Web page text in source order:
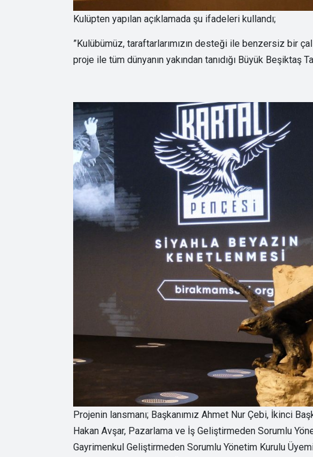
Kulüpten yapılan açıklamada şu ifadeleri kullandı;
”Kulübümüz, taraftarlarımızın desteği ile benzersiz bir
proje ile tüm dünyanın yakından tanıdığı Büyük
Projenin lansmanı; Başkanımız Ahmet Nur Çebi, İkinci
Hakan Avşar, Pazarlama ve İş Geliştirmeden Sorumlu
Gayrimenkul Geliştirmeden Sorumlu Yönetim Kurulu